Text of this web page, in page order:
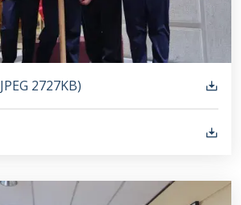
JPEG 2727KB)